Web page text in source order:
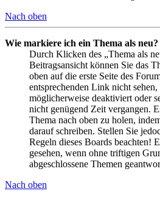
Nach oben
Wie markiere ich ein Thema als neu?
Durch Klicken des „Thema als
Beitragsansicht können Sie das
oben auf die erste Seite des
entsprechenden Link nicht
möglicherweise deaktiviert oder
nicht genügend Zeit vergangen.
Thema nach oben zu holen,
darauf schreiben. Stellen Sie
Regeln dieses Boards beachten!
gesehen, wenn ohne triftigen
abgeschlossene Themen
Nach oben